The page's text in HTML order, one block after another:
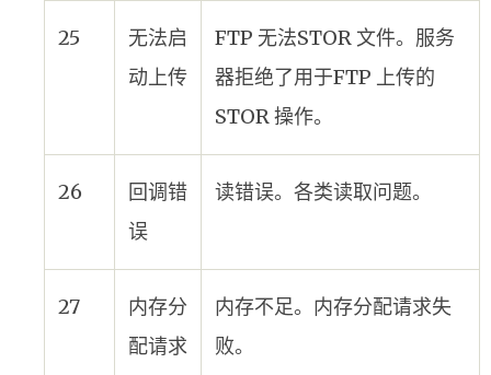
25
无法启
动上传
FTP 无法STOR 文件。服务
器拒绝了用于FTP 上传的
STOR 操作。
26
回调错
误
读错误。各类读取问题。
27
内存分
配请求
内存不足。内存分配请求失
败。